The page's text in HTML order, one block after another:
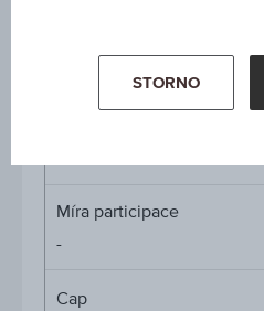
Agrana Beteiligungs AG
Míra participace
-
Cap
STORNO